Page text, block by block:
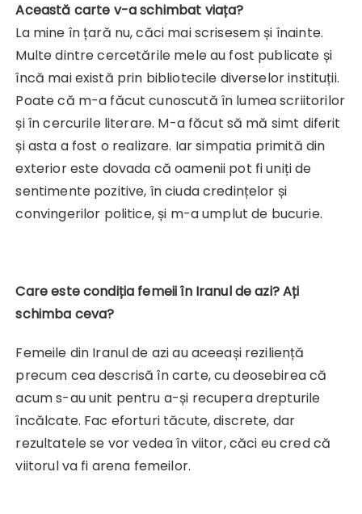
Această carte v-a schimbat viața?
La mine în țară nu, căci mai scrisesem și înainte.
Multe dintre cercetările mele au fost publicate și
încă mai există prin bibliotecile diverselor instituții.
Poate că m-a făcut cunoscută în lumea scriitorilor
și în cercurile literare. M-a făcut să mă simt diferit
și asta a fost o realizare. Iar simpatia primită din
exterior este dovada că oamenii pot fi uniți de
sentimente pozitive, în ciuda credințelor și
convingerilor politice, și m-a umplut de bucurie.
Care este condiția femeii în Iranul de azi? Ați
schimba ceva?
Femeile din Iranul de azi au aceeași reziliență
precum cea descrisă în carte, cu deosebirea că
acum s-au unit pentru a-și recupera drepturile
încălcate. Fac eforturi tăcute, discrete, dar
rezultatele se vor vedea în viitor, căci eu cred că
viitorul va fi arena femeilor.